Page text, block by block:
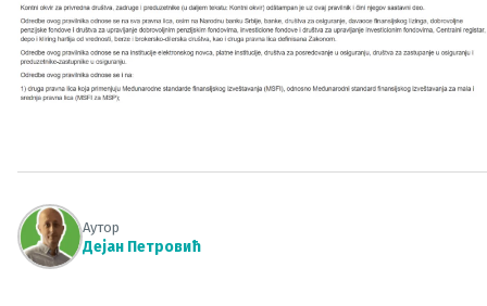
Аутор
Дејан Петровић